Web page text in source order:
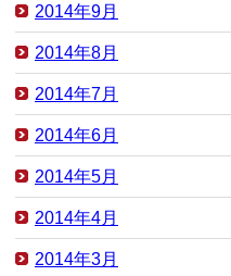
2014年9月
2014年8月
2014年7月
2014年6月
2014年5月
2014年4月
2014年3月